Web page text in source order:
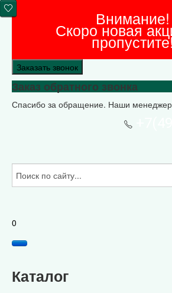
Внимание!
Скоро новая
Заказать звонок
Заказ обратного звонка
Спасибо за обращение. Наши
0
Каталог